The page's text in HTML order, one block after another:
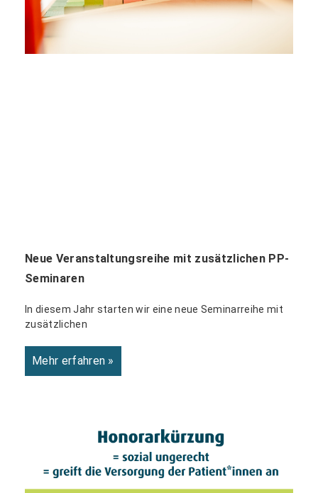
Neue Veranstaltungsreihe mit zusätzlichen PP-
Seminaren
In diesem Jahr starten wir eine neue Seminarreihe mit
zusätzlichen
Mehr erfahren »